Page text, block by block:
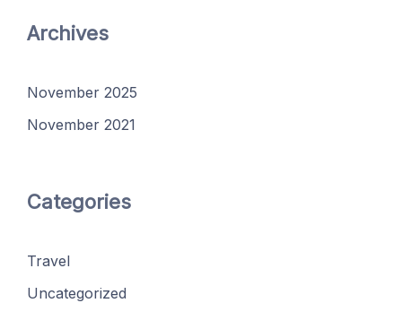
Archives
November 2025
November 2021
Categories
Travel
Uncategorized